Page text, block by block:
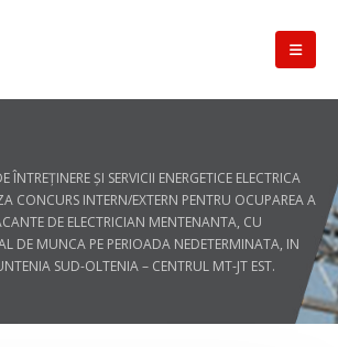
ÎNTREŢINERE ŞI SERVICII ENERGETICE ELECTRICA
CONCURS INTERN/EXTERN PENTRU OCUPAREA A
DE ELECTRICIAN MENTENANTA, CU
DE MUNCA PE PERIOADA NEDETERMINATA, IN
SUD-OLTENIA – CENTRUL MT-JT EST.